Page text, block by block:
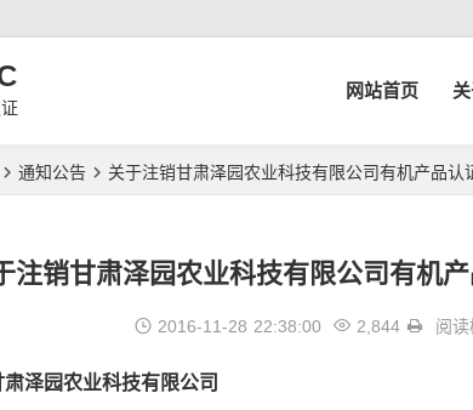
网站首页
通知公告 关于注销甘肃泽园农业科技有限公司有机产品认
注销甘肃泽园农业科技有限公司有机
2016-11-28 22:38:00 2,844 阅
肃泽园农业科技有限公司